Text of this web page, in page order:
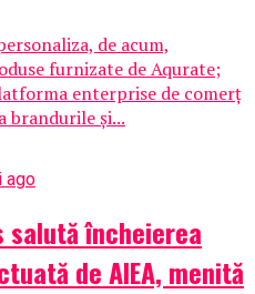
de acum,
furnizate de Aqurate;
enterprise de comerț
brandurile și...
ago
salută încheierea
de AIEA, menită